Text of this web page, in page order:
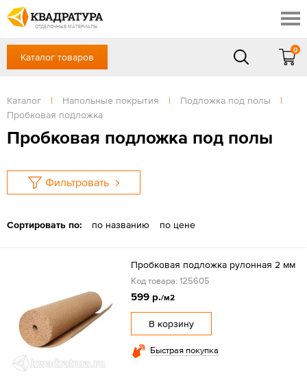
ОТДЕЛОЧНЫЕ МАТЕРИАЛЫ
Профи
Акции
Готовые решения
Доставка и оплата
Отзывы
+7 918 999 1656
Сб, Вс — выходной
ЗАКАЗАТЬ ЗВОНОК
Вход / Регистрация
Каталог товаров
0
Каталог | Напольные покрытия | Подложка под полы
|
Пробковая подложка
Пробковая подложка под полы
Фильтровать
Сортировать по: по названию по цене
Пробковая подложка рулонная 2 мм
Код товара: 125605
599 р./м2
В корзину
Быстрая покупка